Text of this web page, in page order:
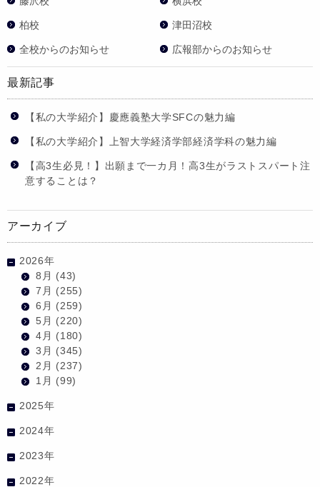
柏校 津田沼校
全校からのお知らせ 広報部からのお知らせ
最新記事
【私の大学紹介】慶應義塾大学SFCの魅力編
【私の大学紹介】上智大学経済学部経済学科の魅力編
【高3生必見！】出願まで一カ月！高3生がラストスパート注
意することは？
アーカイブ
2026年
8月 (43)
7月 (255)
6月 (259)
5月 (220)
4月 (180)
3月 (345)
2月 (237)
1月 (99)
2025年
2024年
2023年
2022年